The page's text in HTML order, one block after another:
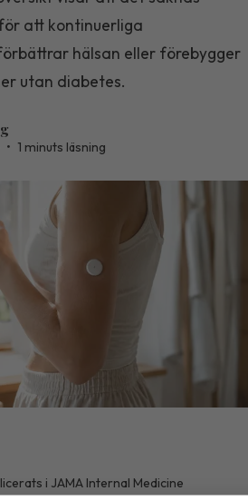
att kontinuerliga
hälsan eller förebygger
utan diabetes.
• 1 minuts läsning
i JAMA Internal Medicine